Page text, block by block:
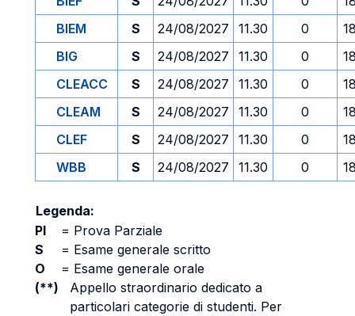
BIEM
S 24/08/2027 11.30 0
BIG
S 24/08/2027 11.30 0
CLEACC
S 24/08/2027 11.30 0
CLEAM
S 24/08/2027 11.30 0
CLEF
S 24/08/2027 11.30 0
WBB
S 24/08/2027 11.30 0
Legenda:
PI
= Prova Parziale
S
= Esame generale scritto
O
= Esame generale orale
(**)
Appello straordinario dedicato a
particolari categorie di studenti. Per